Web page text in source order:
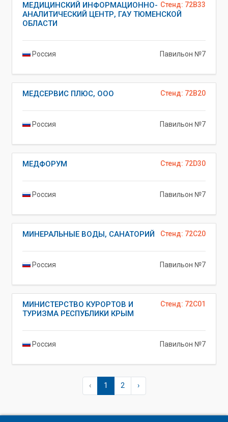
Стенд: 72B33
МЕДИЦИНСКИЙ ИНФОРМАЦИОННО-
АНАЛИТИЧЕСКИЙ ЦЕНТР, ГАУ ТЮМЕНСКОЙ
ОБЛАСТИ
Россия Павильон №7
Стенд: 72B20
МЕДСЕРВИС ПЛЮС, ООО
Россия Павильон №7
Стенд: 72D30
МЕДФОРУМ
Россия Павильон №7
Стенд: 72C20
МИНЕРАЛЬНЫЕ ВОДЫ, САНАТОРИЙ
Россия Павильон №7
Стенд: 72C01
МИНИСТЕРСТВО КУРОРТОВ И
ТУРИЗМА РЕСПУБЛИКИ КРЫМ
Россия Павильон №7
‹ 1 2 ›